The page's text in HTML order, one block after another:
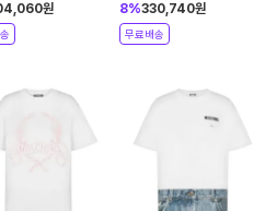
원
8%330,740원
무료배송